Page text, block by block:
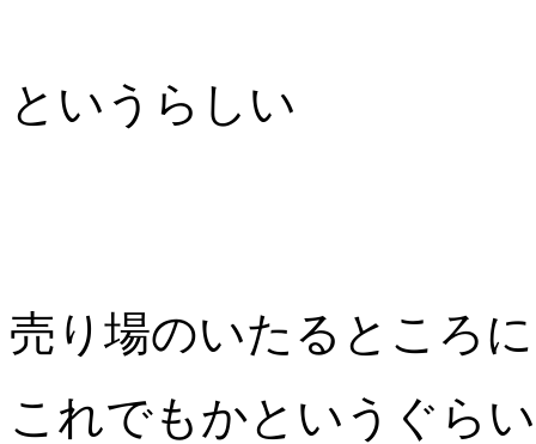
というらしい
売り場のいたるところに
これでもかというぐら